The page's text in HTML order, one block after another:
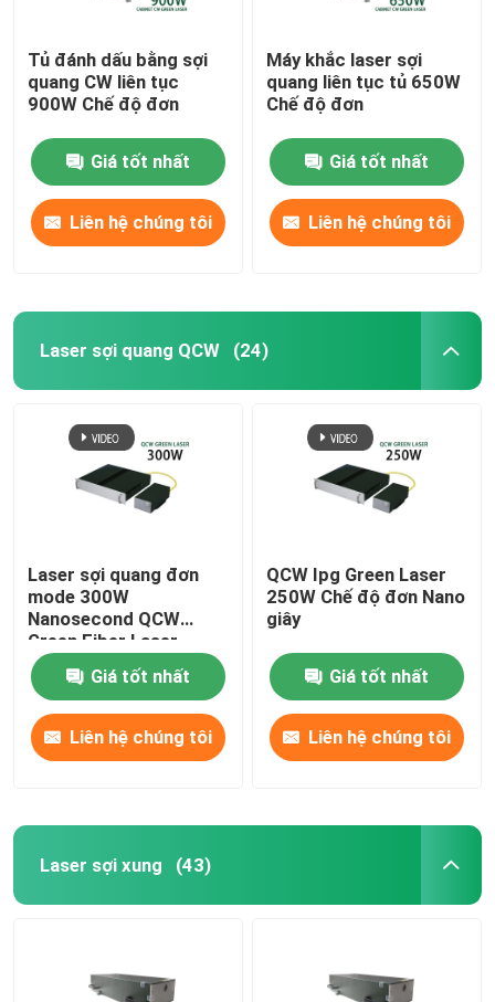
Tủ đánh dấu bằng sợi
quang CW liên tục
900W Chế độ đơn
Giá tốt nhất
Liên hệ chúng tôi
Máy khắc laser sợi
quang liên tục tủ 650W
Chế độ đơn
Giá tốt nhất
Liên hệ chúng tôi
Laser sợi quang QCW (24)
Laser sợi quang đơn
mode 300W
Nanosecond QCW
Green Fiber Laser
Giá tốt nhất
Liên hệ chúng tôi
QCW Ipg Green Laser
250W Chế độ đơn Nano
giây
Giá tốt nhất
Liên hệ chúng tôi
Laser sợi xung (43)